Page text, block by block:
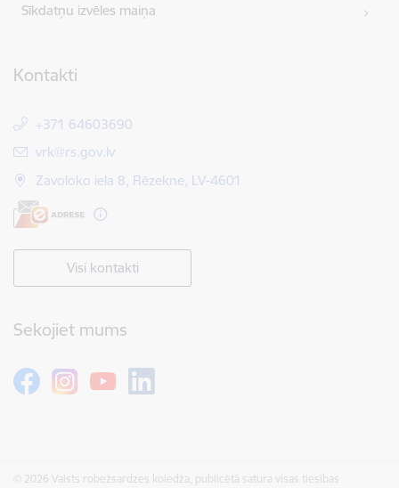
Sīkdatņu izvēles maiņa
Kontakti
+371 64603690
E-pasts:
vrk@rs.gov.lv
Zavoloko iela 8, Rēzekne, LV-4601
Visi kontakti
Sekojiet mums
© 2026 Valsts robežsardzes koledža, publicētā satura visas tiesības